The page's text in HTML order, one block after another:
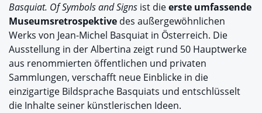
Basquiat. Of Symbols and Signs ist dieerste umfassende
Museumsretrospektive des außergewöhnlichen
Werks von Jean-Michel Basquiat in Österreich. Die
Ausstellung in der Albertina zeigt rund 50 Hauptwerke
aus renommierten öffentlichen und privaten
Sammlungen, verschafft neue Einblicke in die
einzigartige Bildsprache Basquiats und entschlüsselt
die Inhalte seiner künstlerischen Ideen.